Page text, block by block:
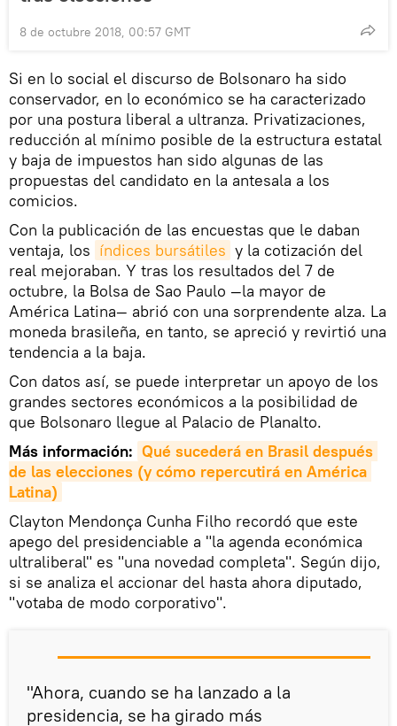
8 de octubre 2018, 00:57 GMT
Si en lo social el discurso de Bolsonaro ha sido
conservador, en lo económico se ha caracterizado
por una postura liberal a ultranza. Privatizaciones,
reducción al mínimo posible de la estructura estatal
y baja de impuestos han sido algunas de las
propuestas del candidato en la antesala a los
comicios.
Con la publicación de las encuestas que le daban
ventaja, los índices bursátiles y la cotización del
real mejoraban. Y tras los resultados del 7 de
octubre, la Bolsa de Sao Paulo —la mayor de
América Latina— abrió con una sorprendente alza. La
moneda brasileña, en tanto, se apreció y revirtió una
tendencia a la baja.
Con datos así, se puede interpretar un apoyo de los
grandes sectores económicos a la posibilidad de
que Bolsonaro llegue al Palacio de Planalto.
Más información: Qué sucederá en Brasil después
de las elecciones (y cómo repercutirá en América
Latina)
Clayton Mendonça Cunha Filho recordó que este
apego del presidenciable a "la agenda económica
ultraliberal" es "una novedad completa". Según dijo,
si se analiza el accionar del hasta ahora diputado,
"votaba de modo corporativo".
"Ahora, cuando se ha lanzado a la
presidencia, se ha girado más